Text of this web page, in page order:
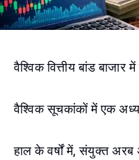
वैश्विक वित्तीय बांड बाजार
वैश्विक सूचकांकों में एक
हाल के वर्षों में, संयुक्त अरब